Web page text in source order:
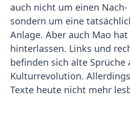
auch nicht um einen
sondern um eine
Anlage. Aber auch Mao
hinterlassen. Links und
befinden sich alte Sprüche
Kulturrevolution.
Texte heute nicht mehr